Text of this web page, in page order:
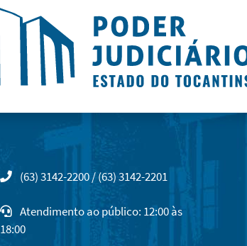
(63) 3142-2200 / (63) 3142-2201
Atendimento ao público: 12:00 às
18:00